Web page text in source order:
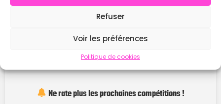
Refuser
Voir les préférences
Politique de cookies
Ne rate plus les prochaines compétitions !